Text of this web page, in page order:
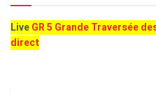
LiveGR 5 Grande Traversée
direct